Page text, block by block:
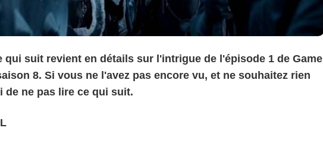
qui suit revient en détails sur l'intrigue de l'épisode 1 de Game
8. Si vous ne l'avez pas encore vu, et ne souhaitez rien
de ne pas lire ce qui suit.